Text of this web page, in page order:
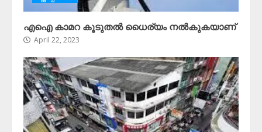
എഐ കാമറ കൂടുതൽ ധൈര്യം നൽകുകയാണ്
April 22, 2023